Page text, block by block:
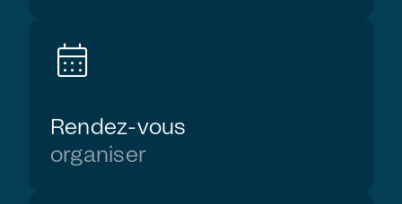
calendar_month
Rendez-vous
organiser